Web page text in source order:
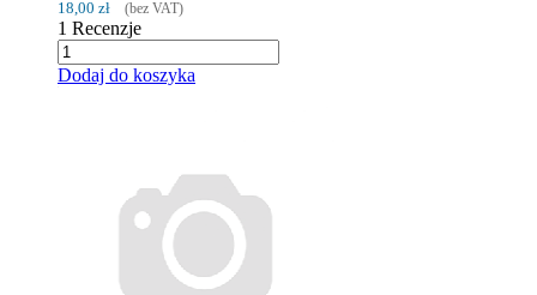
18,00 zł (bez VAT)
1 Recenzje
Dodaj do koszyka